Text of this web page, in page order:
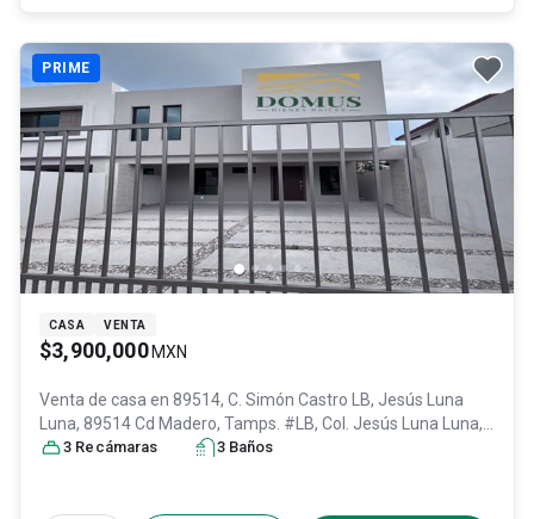
PRIME
CASA VENTA
$3,900,000 MXN
Venta de casa en 89514, C. Simón Castro LB, Jesús Luna
Luna, 89514 Cd Madero, Tamps. #LB, Col. Jesús Luna Luna,
Ciudad Madero, Tamaulipas, México
3 Recámaras 3 Baños